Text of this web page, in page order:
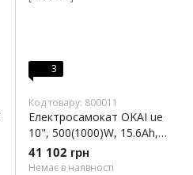
3
Код товару: 800011
Електросамокат OKAI ue
10", 500(1000)W, 15.6Ah,
70km, 25km\h, 25%, NFC,
App, 23kg (ES40-BL)
41 102 грн
Немає в наявності